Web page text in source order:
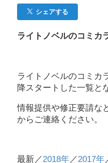
シェアする
ライトノベルのコミカ
ライトノベルのコミカ
降スタートした一覧と
情報提供や修正要請な
からご連絡ください。
最新／2018年／2017年